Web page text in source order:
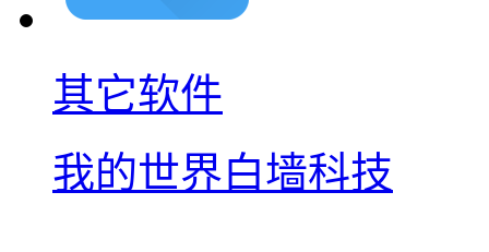
其它软件
我的世界白墙科技